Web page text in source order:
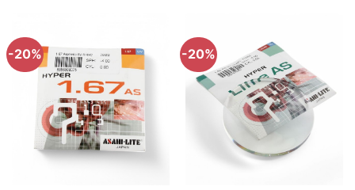
-20% -20%